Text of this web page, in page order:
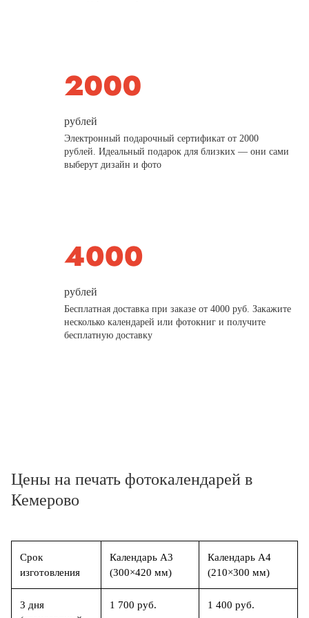
рублей
Электронный подарочный сертификат от 2000
рублей. Идеальный подарок для близких — они сами
выберут дизайн и фото
рублей
Бесплатная доставка при заказе от 4000 руб. Закажите
несколько календарей или фотокниг и получите
бесплатную доставку
Цены на печать фотокалендарей в
Кемерово
Срок
изготовления
Календарь А3
(300×420 мм)
Календарь А4
(210×300 мм)
3 дня
1 700 руб. 1 400 руб.